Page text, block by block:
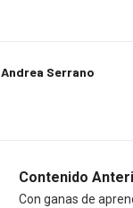
Andrea Serrano
Contenido
Con ganas de